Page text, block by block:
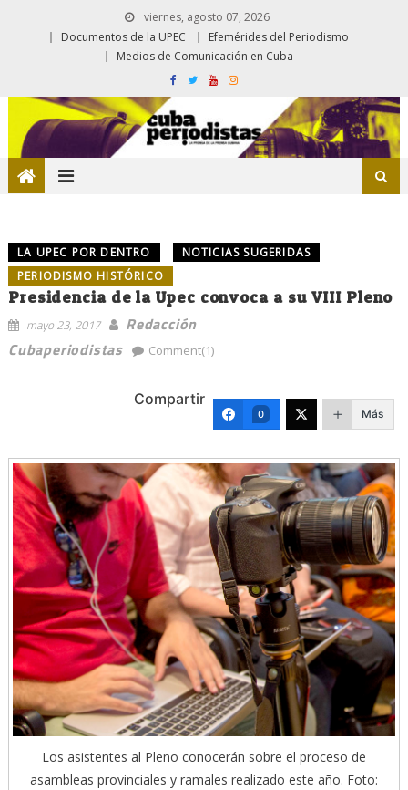
viernes, agosto 07, 2026
Documentos de la UPEC
Efemérides del Periodismo
Medios de Comunicación en Cuba
LA UPEC POR DENTRO
NOTICIAS SUGERIDAS
PERIODISMO HISTÓRICO
Presidencia de la Upec convoca a su VIII Pleno
mayo 23, 2017
Redacción
Cubaperiodistas
Comment(1)
Compartir
0 Más
Los asistentes al Pleno conocerán sobre el proceso de
asambleas provinciales y ramales realizado este año. Foto: